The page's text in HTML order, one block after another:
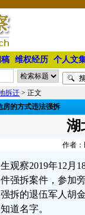
维权经历 个人文
拆迁 > 正文
房的方式违法强拆
湖
作者：
生观察2019年12月
强拆案件，参加
拆的退伍军人胡
道名字。